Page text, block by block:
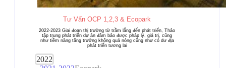
Tư Vấn OCP 1,2,3 & Ecopark
2022-2023 Giai đoạn thị trường từ trầm lắng đến phát triển, Thảo
tập trung phát triển dự án đảm bảo được pháp lý, giá trị, cũng
như tiềm năng tăng trưởng không quá nóng cũng như có dư địa
phát triển tương lai
2022